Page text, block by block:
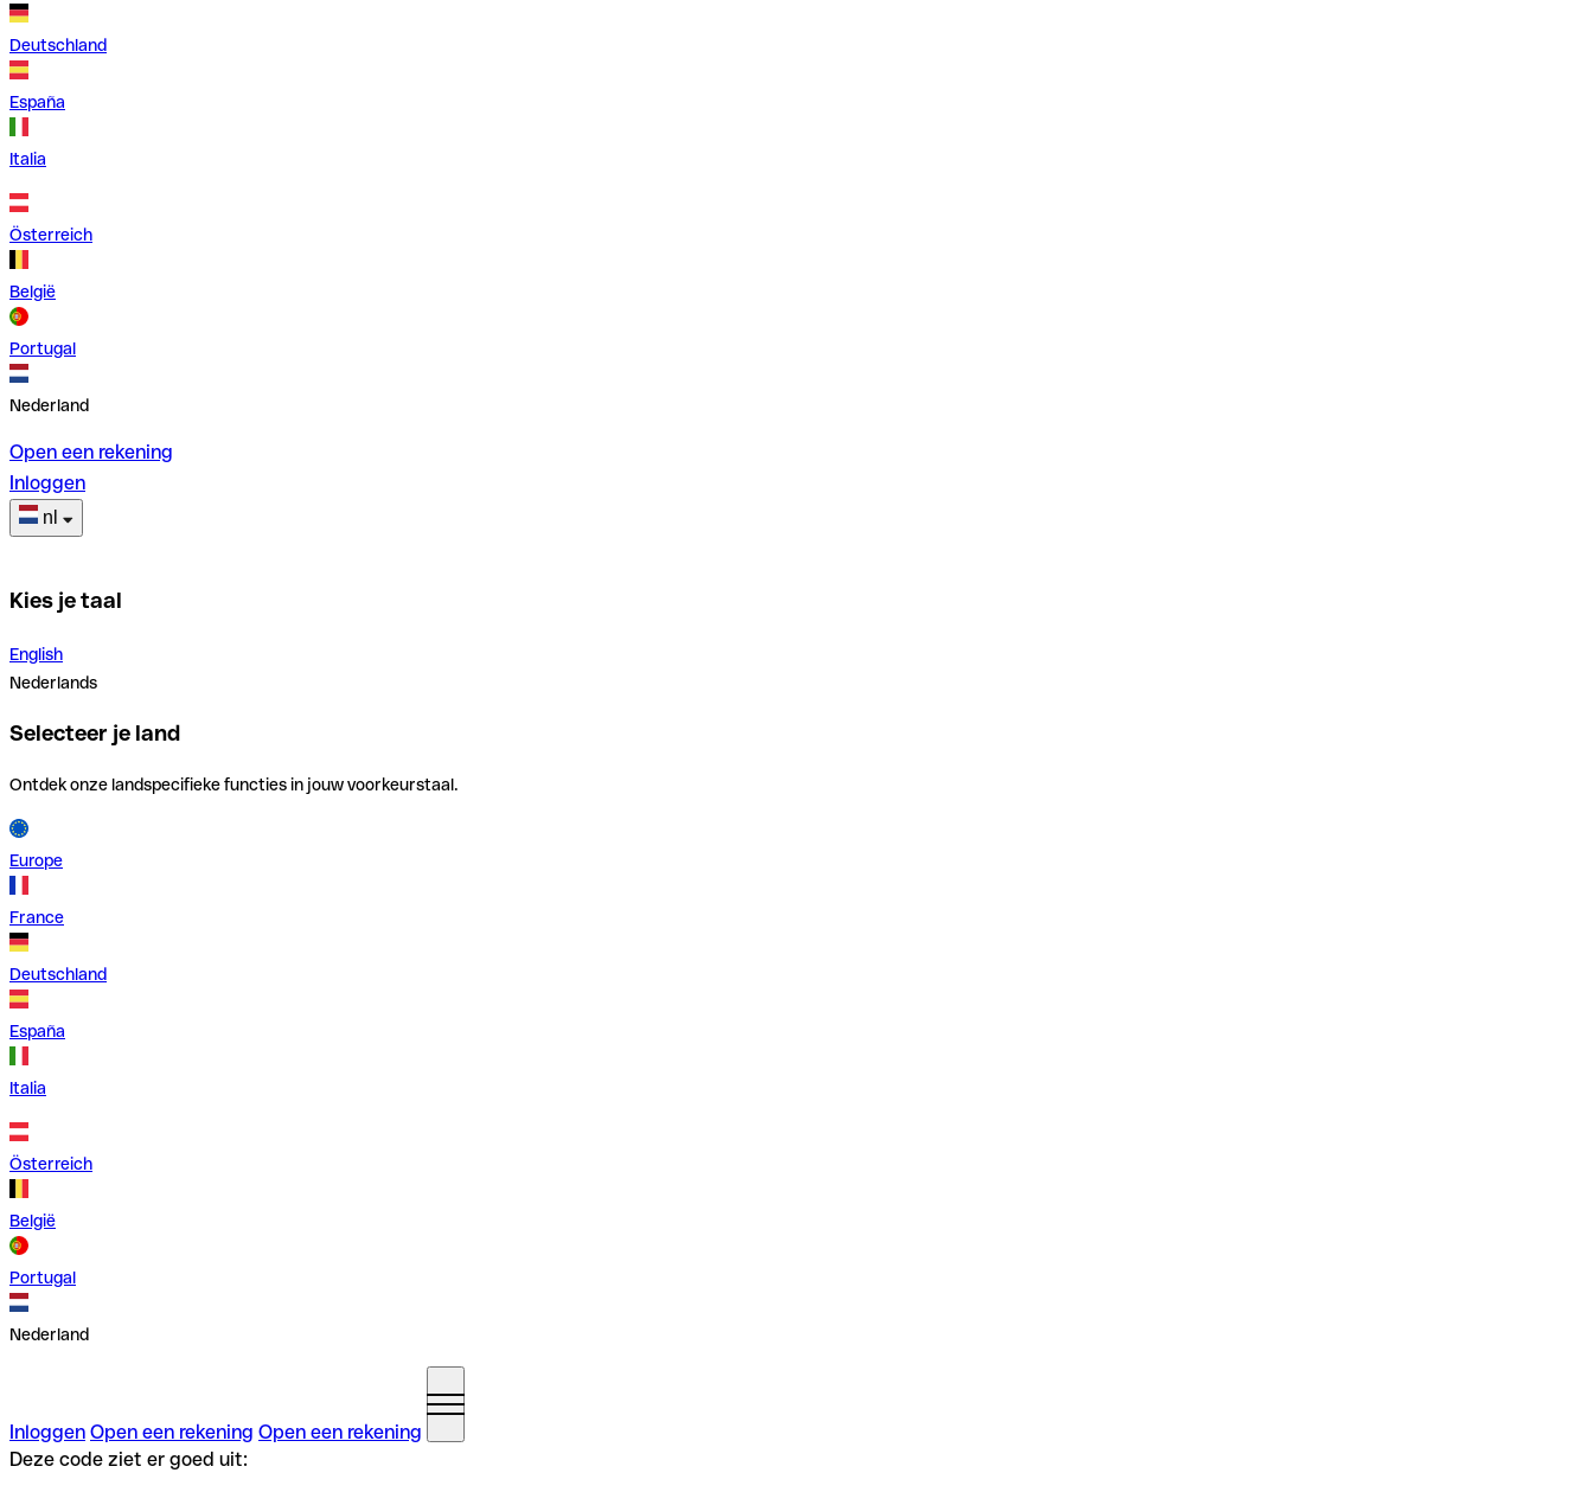
Deutschland
España
Italia
Österreich
België
Portugal
Nederland
Open een rekening
Inloggen
nl
Kies je taal
English
Nederlands
Selecteer je land
Ontdek onze landspecifieke functies in jouw voorkeurstaal.
Europe
France
Deutschland
España
Italia
Österreich
België
Portugal
Nederland
Inloggen Open een rekening Open een rekening
Deze code ziet er goed uit: